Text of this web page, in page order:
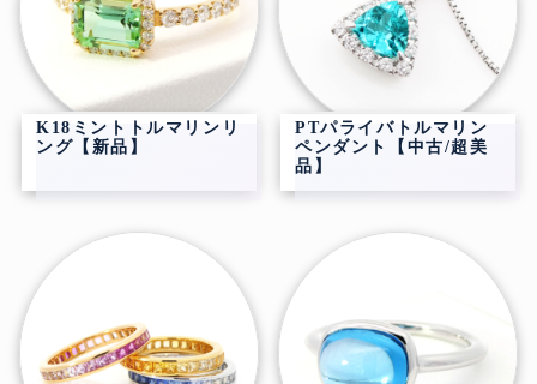
K18ミントトルマリンリ
ング【新品】
PTパライバトルマリン
ペンダント【中古/超美
品】